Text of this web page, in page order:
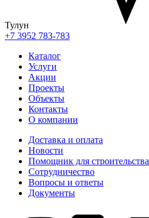
Тулун
+7 3952 783-783
Каталог
Услуги
Акции
Проекты
Объекты
Контакты
О компании
Доставка и оплата
Новости
Помощник для строительства
Сотрудничество
Вопросы и ответы
Документы